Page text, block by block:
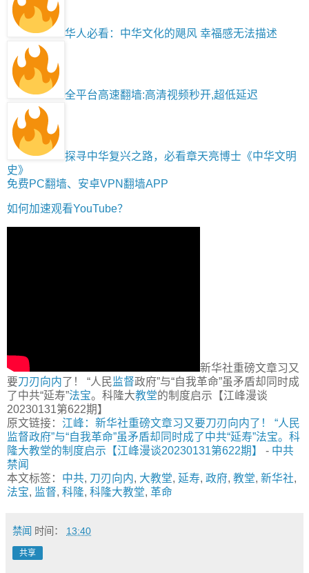
华人必看：中华文化的飓风 幸福感无法描述
全平台高速翻墙:高清视频秒开,超低延迟
探寻中华复兴之路，必看章天亮博士《中华文明
史》
免费PC翻墙、安卓VPN翻墙APP
如何加速观看YouTube？
新华社重磅文章习又
要刀刃向内了！ “人民监督政府”与“自我革命”虽矛盾却同时成
了中共“延寿”法宝。科隆大教堂的制度启示【江峰漫谈
20230131第622期】
原文链接： 江峰：新华社重磅文章习又要刀刃向内了！ “人民
监督政府”与“自我革命”虽矛盾却同时成了中共“延寿”法宝。科
隆大教堂的制度启示【江峰漫谈20230131第622期】
- 中共
禁闻
本文标签： 中共, 刀刃向内, 大教堂, 延寿, 政府, 教堂, 新华社,
法宝, 监督, 科隆, 科隆大教堂, 革命
禁闻 时间： 13:40
共享